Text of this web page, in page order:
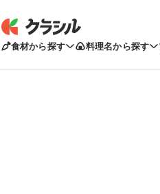
食材から探す 料理名から探す